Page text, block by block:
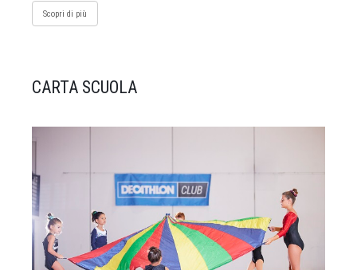
Scopri di più
CARTA SCUOLA